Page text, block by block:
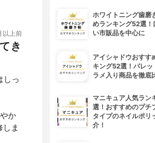
以上前
き
しっ
か
ま
ホワイトニング歯磨
めランキング52選！
い市販品を中心に
アイシャドウおすす
キング52選！パレッ
ラメ入り商品を徹底
マニキュア人気ラン
選！おすすめのプチ
タイプのネイルポリ
介！